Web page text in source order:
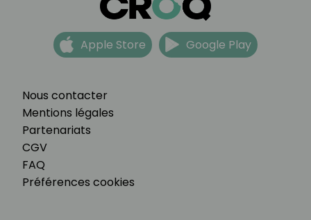
Nous contacter
Mentions légales
Partenariats
CGV
FAQ
Préférences cookies
Apple Store Google Play